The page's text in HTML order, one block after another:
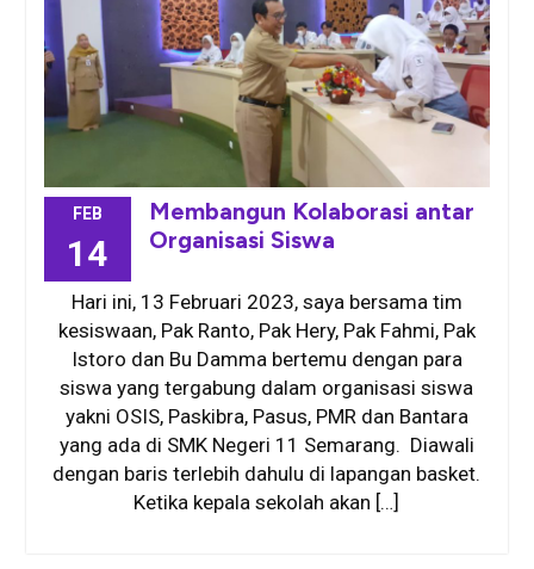
FEB
14
Membangun Kolaborasi antar
Organisasi Siswa
Hari ini, 13 Februari 2023, saya bersama tim
kesiswaan, Pak Ranto, Pak Hery, Pak Fahmi, Pak
Istoro dan Bu Damma bertemu dengan para
siswa yang tergabung dalam organisasi siswa
yakni OSIS, Paskibra, Pasus, PMR dan Bantara
yang ada di SMK Negeri 11 Semarang. Diawali
dengan baris terlebih dahulu di lapangan basket.
Ketika kepala sekolah akan […]